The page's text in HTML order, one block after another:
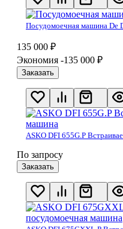
Посудомоечная машина De
135 000 ₽
Экономия -135 000 ₽
Заказать
ASKO DFI 655G.P
По запросу
Заказать